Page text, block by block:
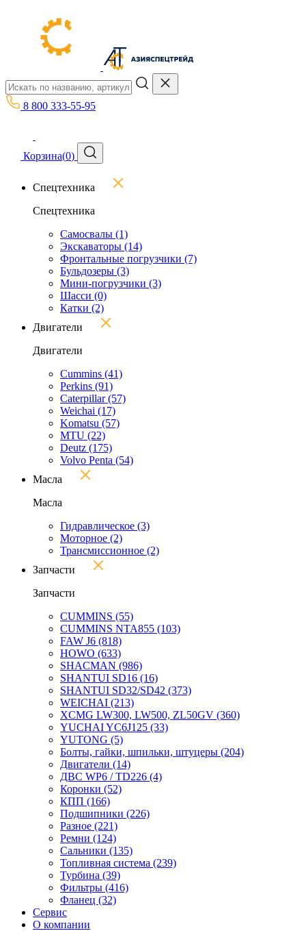
8 800 333-55-95
Корзина(0)
Спецтехника
Спецтехника
Самосвалы (1)
Экскаваторы (14)
Фронтальные погрузчики (7)
Бульдозеры (3)
Мини-погрузчики (3)
Шасси (0)
Катки (2)
Двигатели
Двигатели
Cummins (41)
Perkins (91)
Caterpillar(57)
Weichai (17)
Komatsu (57)
MTU (22)
Deutz (175)
Volvo Penta (54)
Масла
Масла
Гидравлическое (3)
Моторное (2)
Трансмиссионное (2)
Запчасти
Запчасти
CUMMINS (55)
CUMMINS NTA855 (103)
FAW J6 (818)
HOWO (633)
SHACMAN (986)
SHANTUI SD16 (16)
SHANTUI SD32/SD42 (373)
WEICHAI (213)
XCMG LW300, LW500, ZL50GV (360)
YUCHAI YC6J125 (33)
YUTONG (5)
Болты, гайки, шпильки, штуцеры (204)
Двигатели (14)
ДВС WP6 / TD226 (4)
Коронки (52)
КПП (166)
Подшипники (226)
Разное (221)
Ремни (124)
Сальники (135)
Топливная система (239)
Турбина (39)
Фильтры (416)
Фланец (32)
Сервис
О компании